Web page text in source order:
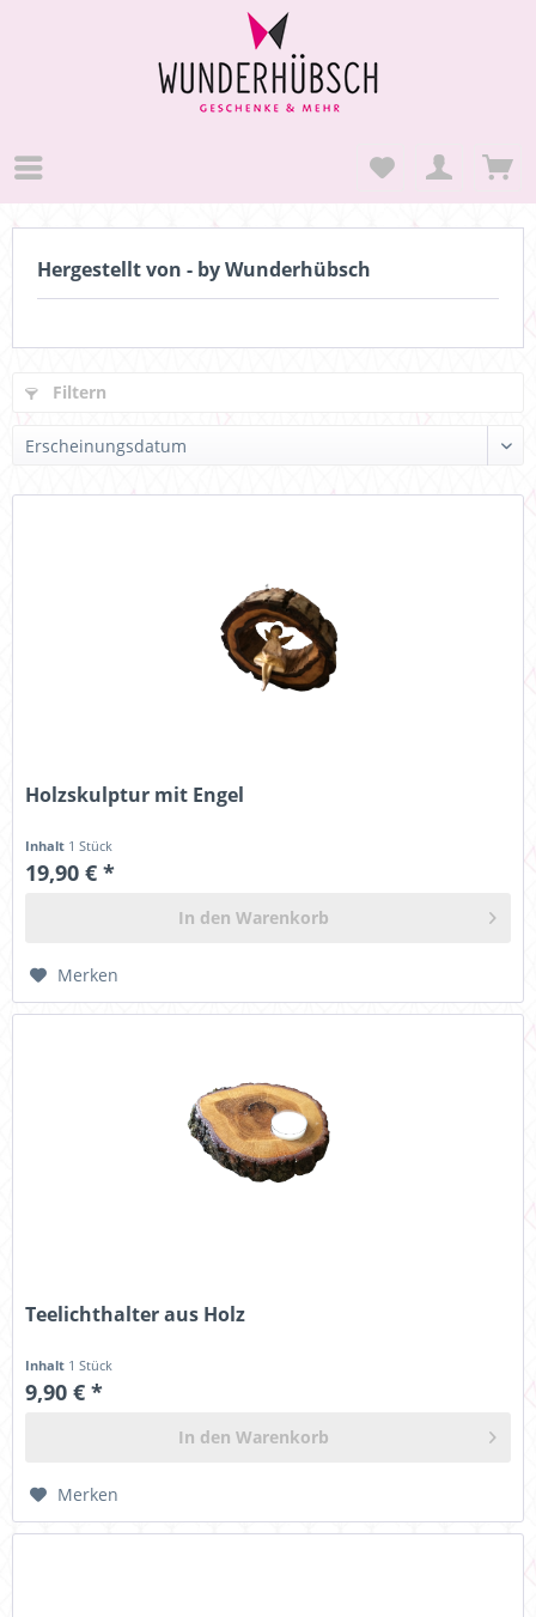
Hergestellt von - by Wunderhübsch
Filtern
Holzskulptur mit Engel
Inhalt 1 Stück
19,90 € *
In den Warenkorb
Merken
Teelichthalter aus Holz
Inhalt 1 Stück
9,90 € *
In den Warenkorb
Merken